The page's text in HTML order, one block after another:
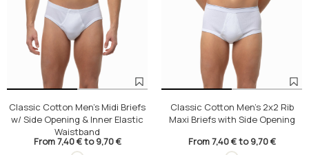
Classic Cotton Men's Midi Briefs
w/ Side Opening & Inner Elastic
Waistband
From 7,40 € to 9,70 €
Classic Cotton Men's 2x2 Rib
Maxi Briefs with Side Opening
From 7,40 € to 9,70 €